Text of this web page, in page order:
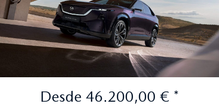
Desde 46.200,00 € *